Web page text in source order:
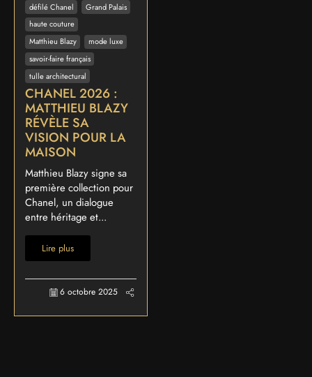
défilé Chanel
Grand Palais
haute couture
Matthieu Blazy
mode luxe
savoir-faire français
tulle architectural
CHANEL 2026 :
MATTHIEU BLAZY
RÉVÈLE SA
VISION POUR LA
MAISON
Matthieu Blazy signe sa
première collection pour
Chanel, un dialogue
entre héritage et...
Lire plus
6 octobre 2025